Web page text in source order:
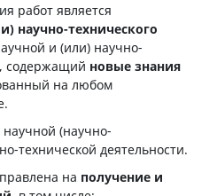
работ является
научно-технического
и (или) научно-
содержащий новые знания
на любом
(научно-
технической деятельности.
на получение и